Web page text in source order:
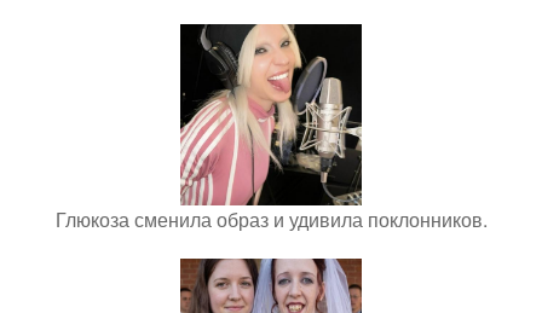
Глюкоза сменила образ и удивила поклонников.